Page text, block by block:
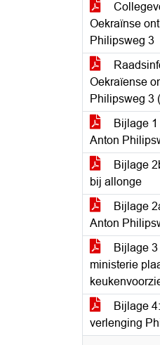
Oekraïnse
Philipsweg 3
Oekraïense
Philipsweg 3
Bijlage
Anton
Bijlage
bij allonge
Bijlage
Anton
Bijlage
ministerie
Bijlage
verlenging